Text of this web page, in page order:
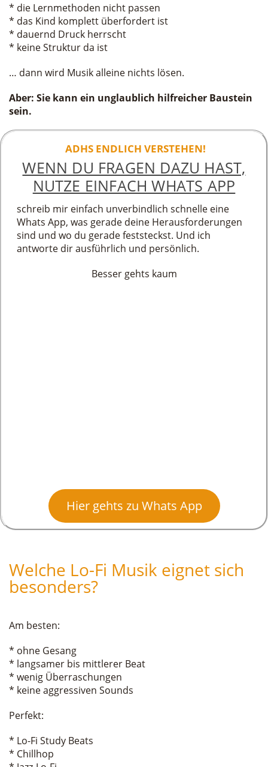
* die Lernmethoden nicht passen
* das Kind komplett überfordert ist
* dauernd Druck herrscht
* keine Struktur da ist
… dann wird Musik alleine nichts lösen.
Aber: Sie kann ein unglaublich hilfreicher Baustein
sein.
ADHS ENDLICH VERSTEHEN!
WENN DU FRAGEN DAZU HAST,
NUTZE EINFACH WHATS APP
schreib mir einfach unverbindlich schnelle eine
Whats App, was gerade deine Herausforderungen
sind und wo du gerade feststeckst. Und ich
antworte dir ausführlich und persönlich.
Besser gehts kaum
Hier gehts zu Whats App
Welche Lo-Fi Musik eignet sich
besonders?
Am besten:
* ohne Gesang
* langsamer bis mittlerer Beat
* wenig Überraschungen
* keine aggressiven Sounds
Perfekt:
* Lo-Fi Study Beats
* Chillhop